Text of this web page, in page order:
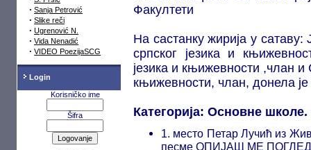
· Sanja Petrović
· Slike reči
· Ugrenović N.
· Vida Nenadić
· VIDEO PoezijaSCG
Login
Korisničko ime
Šifra
Факултети
На састанку жирија у
српског језика и
језика и књижевности ,члан
књижевности, члан, донела
Категорија: Основне шкoлe.
1. место Петар Лучић из
песме ОПИЈАШ МЕ